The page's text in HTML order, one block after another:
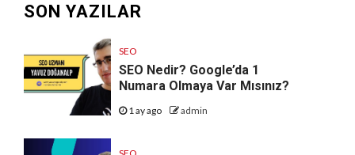
SON YAZILAR
SEO
SEO Nedir? Google’da 1
Numara Olmaya Var Mısınız?
1 ay ago admin